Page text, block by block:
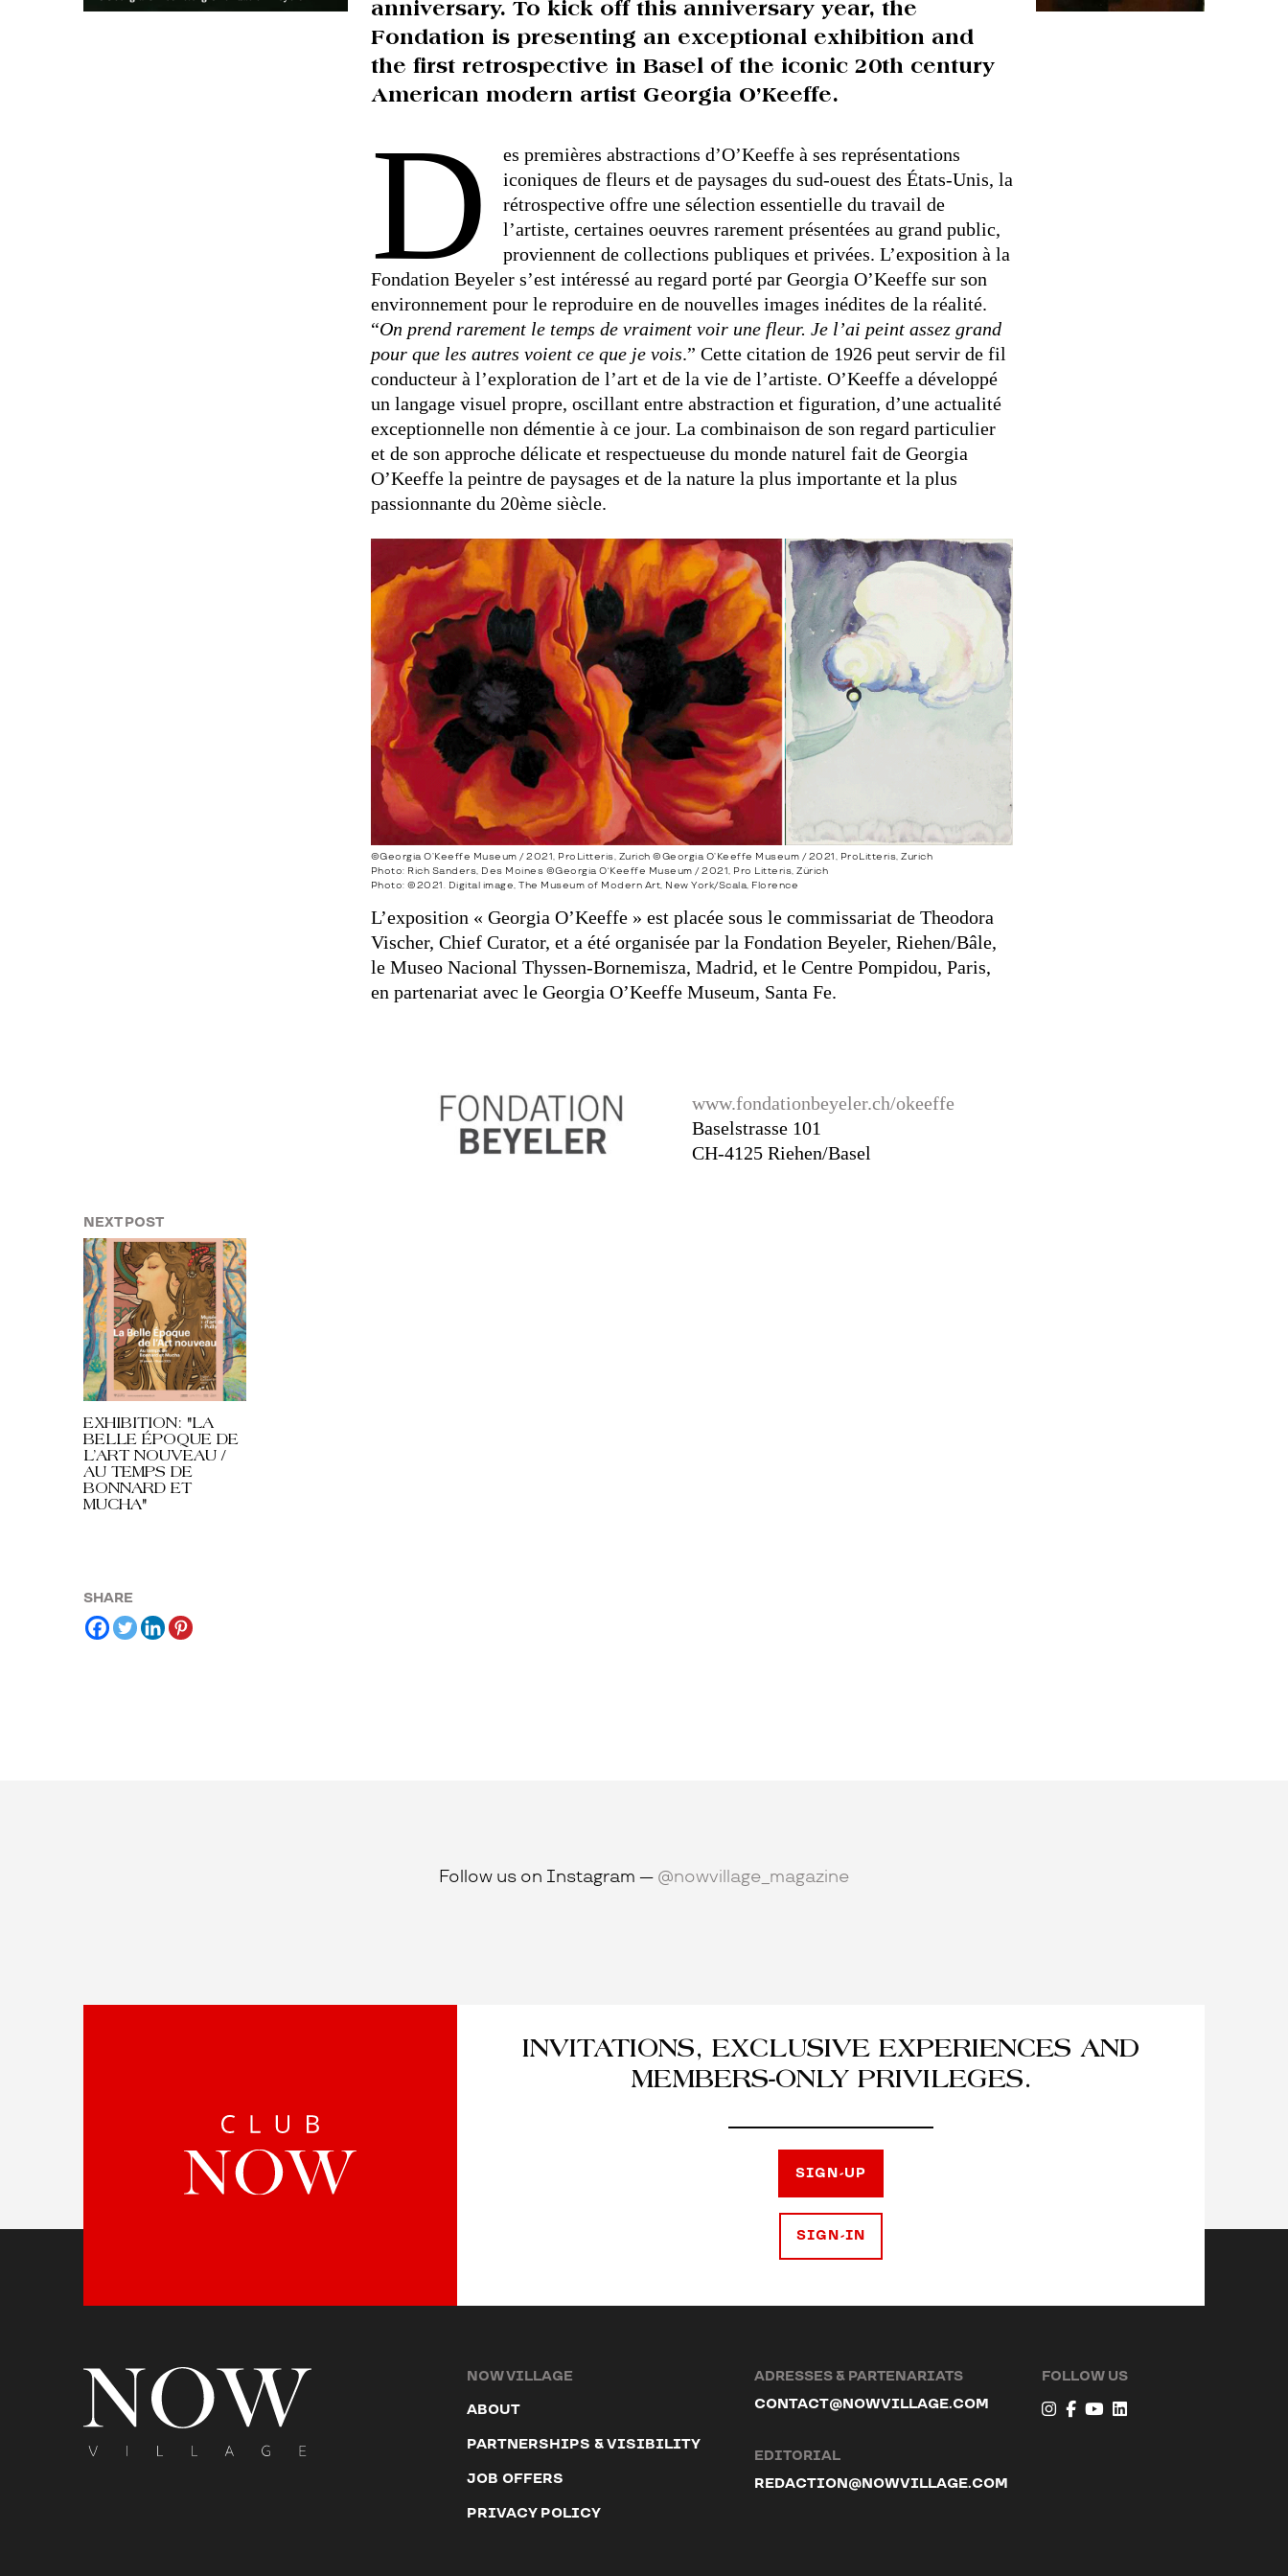
NEXT POST
EXHIBITION: "LA
BELLE ÉPOQUE DE
L’ART NOUVEAU /
AU TEMPS DE
BONNARD ET
MUCHA"
SHARE
anniversary. To kick off this anniversary year, the
Fondation is presenting an exceptional exhibition and
the first retrospective in Basel of the iconic 20th century
American modern artist Georgia O’Keeffe.
D
es premières abstractions d’O’Keeffe à ses représentations
iconiques de fleurs et de paysages du sud-ouest des États-Unis, la
rétrospective offre une sélection essentielle du travail de
l’artiste, certaines oeuvres rarement présentées au grand public,
proviennent de collections publiques et privées. L’exposition à la
Fondation Beyeler s’est intéressé au regard porté par Georgia O’Keeffe sur son
environnement pour le reproduire en de nouvelles images inédites de la réalité.
“On prend rarement le temps de vraiment voir une fleur. Je l’ai peint assez grand
pour que les autres voient ce que je vois.” Cette citation de 1926 peut servir de fil
conducteur à l’exploration de l’art et de la vie de l’artiste. O’Keeffe a développé
un langage visuel propre, oscillant entre abstraction et figuration, d’une actualité
exceptionnelle non démentie à ce jour. La combinaison de son regard particulier
et de son approche délicate et respectueuse du monde naturel fait de Georgia
O’Keeffe la peintre de paysages et de la nature la plus importante et la plus
passionnante du 20ème siècle.
©Georgia O’Keeffe Museum / 2021, ProLitteris, Zurich ©Georgia O’Keeffe Museum / 2021, ProLitteris, Zurich
Photo: Rich Sanders, Des Moines ©Georgia O‘Keeffe Museum / 2021, Pro Litteris, Zürich
Photo: ©2021. Digital image, The Museum of Modern Art, New York/Scala, Florence
L’exposition « Georgia O’Keeffe » est placée sous le commissariat de Theodora
Vischer, Chief Curator, et a été organisée par la Fondation Beyeler, Riehen/Bâle,
le Museo Nacional Thyssen-Bornemisza, Madrid, et le Centre Pompidou, Paris,
en partenariat avec le Georgia O’Keeffe Museum, Santa Fe.
www.fondationbeyeler.ch/okeeffe
Baselstrasse 101
CH-4125 Riehen/Basel
Follow us on Instagram — @nowvillage_magazine
INVITATIONS, EXCLUSIVE EXPERIENCES AND
MEMBERS-ONLY PRIVILEGES.
SIGN-UP
SIGN-IN
NOW VILLAGE
ABOUT
PARTNERSHIPS & VISIBILITY
JOB OFFERS
PRIVACY POLICY
ADRESSES & PARTENARIATS
CONTACT@NOWVILLAGE.COM
EDITORIAL
REDACTION@NOWVILLAGE.COM
FOLLOW US